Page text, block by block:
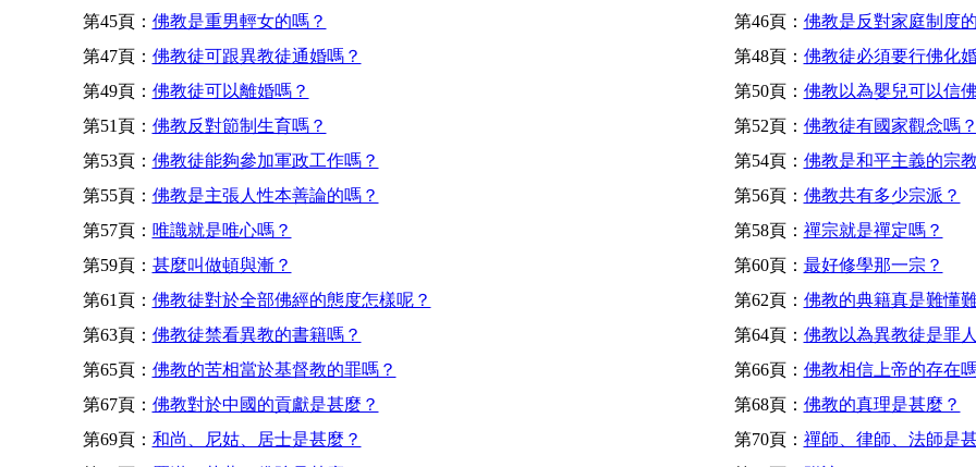
第45頁： 佛教是重男輕女的嗎？ 第46頁： 佛教是反對家庭制度
第47頁： 佛教徒可跟異教徒通婚嗎？ 第48頁： 佛教徒必須要行佛化
第49頁： 佛教徒可以離婚嗎？ 第50頁： 佛教以為嬰兒可以信
第51頁： 佛教反對節制生育嗎？ 第52頁： 佛教徒有國家觀念嗎？
第53頁： 佛教徒能夠參加軍政工作嗎？ 第54頁： 佛教是和平主義的宗
第55頁： 佛教是主張人性本善論的嗎？ 第56頁： 佛教共有多少宗派？
第57頁： 唯識就是唯心嗎？ 第58頁： 禪宗就是禪定嗎？
第59頁： 甚麼叫做頓與漸？ 第60頁： 最好修學那一宗？
第61頁： 佛教徒對於全部佛經的態度怎樣呢？ 第62頁： 佛教的典籍真是難懂
第63頁： 佛教徒禁看異教的書籍嗎？ 第64頁： 佛教以為異教徒是罪
第65頁： 佛教的苦相當於基督教的罪嗎？ 第66頁： 佛教相信上帝的存在
第67頁： 佛教對於中國的貢獻是甚麼？ 第68頁： 佛教的真理是甚麼？
第69頁： 和尚、尼姑、居士是甚麼？ 第70頁： 禪師、律師、法師是